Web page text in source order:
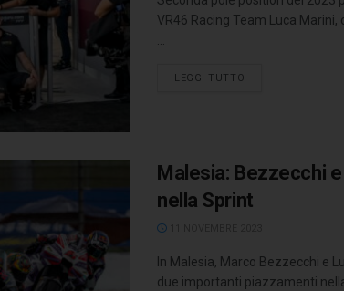
VR46 Racing Team Luca
LEGGI TUTTO
Malesia: Bezzecchi
nella Sprint
In Malesia, Marco Bezzecchi e
due importanti piazzamenti